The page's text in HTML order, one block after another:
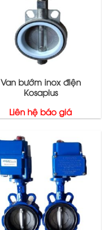
Van bướm inox điện
Kosaplus
Liên hệ báo giá